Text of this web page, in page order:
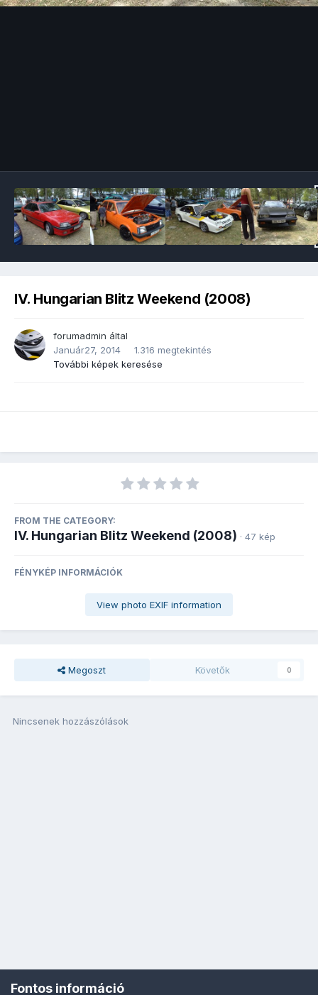
IV. Hungarian Blitz Weekend (2008)
forumadmin által
Január27, 2014
1.316 megtekintés
További képek keresése
FROM THE CATEGORY:
IV. Hungarian Blitz Weekend (2008) · 47 kép
FÉNYKÉP INFORMÁCIÓK
View photo EXIF information
Megoszt Követők 0
Nincsenek hozzászólások
Fontos információ